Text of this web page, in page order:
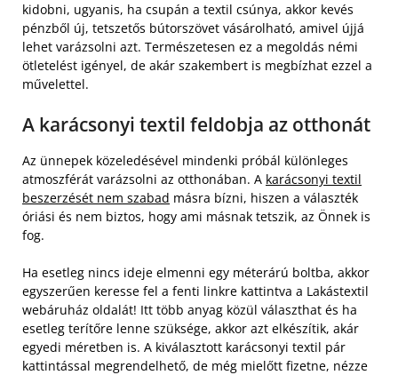
kidobni, ugyanis, ha csupán a textil csúnya, akkor kevés
pénzből új, tetszetős bútorszövet vásárolható, amivel újjá
lehet varázsolni azt. Természetesen ez a megoldás némi
ötletelést igényel, de akár szakembert is megbízhat ezzel a
művelettel.
A karácsonyi textil feldobja az otthonát
Az ünnepek közeledésével mindenki próbál különleges
atmoszférát varázsolni az otthonában. A karácsonyi textil
beszerzését nem szabad másra bízni, hiszen a választék
óriási és nem biztos, hogy ami másnak tetszik, az Önnek is
fog.
Ha esetleg nincs ideje elmenni egy méterárú boltba, akkor
egyszerűen keresse fel a fenti linkre kattintva a Lakástextil
webáruház oldalát! Itt több anyag közül választhat és ha
esetleg terítőre lenne szüksége, akkor azt elkészítik, akár
egyedi méretben is. A kiválasztott karácsonyi textil pár
kattintással megrendelhető, de még mielőtt fizetne, nézze